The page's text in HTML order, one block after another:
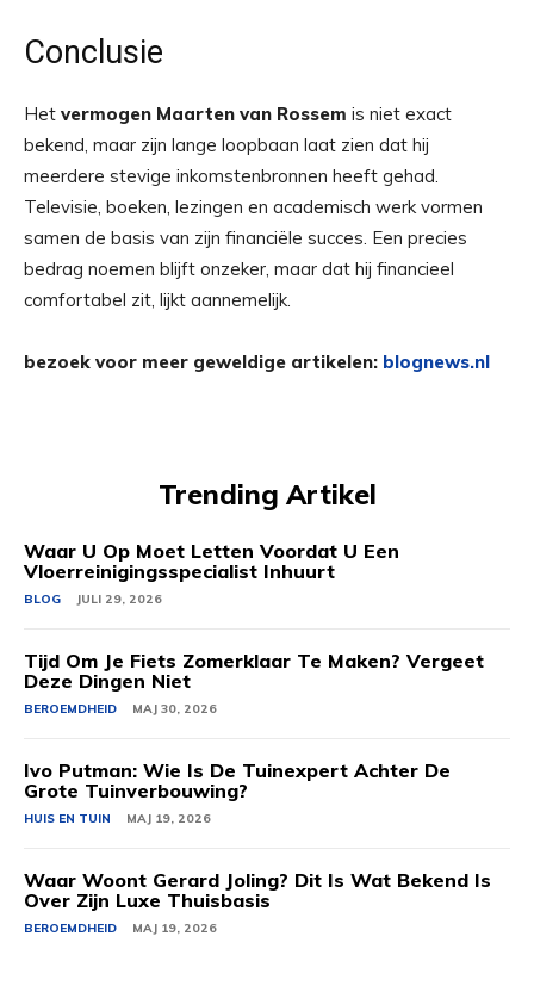
Conclusie
Het vermogen Maarten van Rossem is niet exact
bekend, maar zijn lange loopbaan laat zien dat hij
meerdere stevige inkomstenbronnen heeft gehad.
Televisie, boeken, lezingen en academisch werk vormen
samen de basis van zijn financiële succes. Een precies
bedrag noemen blijft onzeker, maar dat hij financieel
comfortabel zit, lijkt aannemelijk.
bezoek voor meer geweldige artikelen: blognews.nl
Trending Artikel
Waar U Op Moet Letten Voordat U Een
Vloerreinigingsspecialist Inhuurt
BLOG JULI 29, 2026
Tijd Om Je Fiets Zomerklaar Te Maken? Vergeet
Deze Dingen Niet
BEROEMDHEID MAJ 30, 2026
Ivo Putman: Wie Is De Tuinexpert Achter De
Grote Tuinverbouwing?
HUIS EN TUIN MAJ 19, 2026
Waar Woont Gerard Joling? Dit Is Wat Bekend Is
Over Zijn Luxe Thuisbasis
BEROEMDHEID MAJ 19, 2026